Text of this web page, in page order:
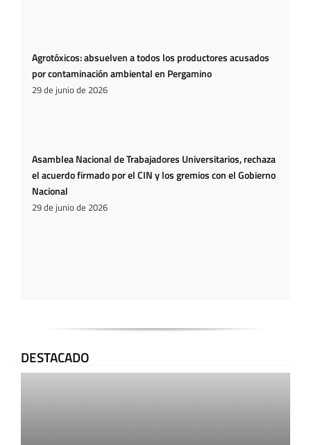
Agrotóxicos: absuelven a todos los productores acusados
por contaminación ambiental en Pergamino
29 de junio de 2026
Asamblea Nacional de Trabajadores Universitarios, rechaza
el acuerdo firmado por el CIN y los gremios con el Gobierno
Nacional
29 de junio de 2026
DESTACADO